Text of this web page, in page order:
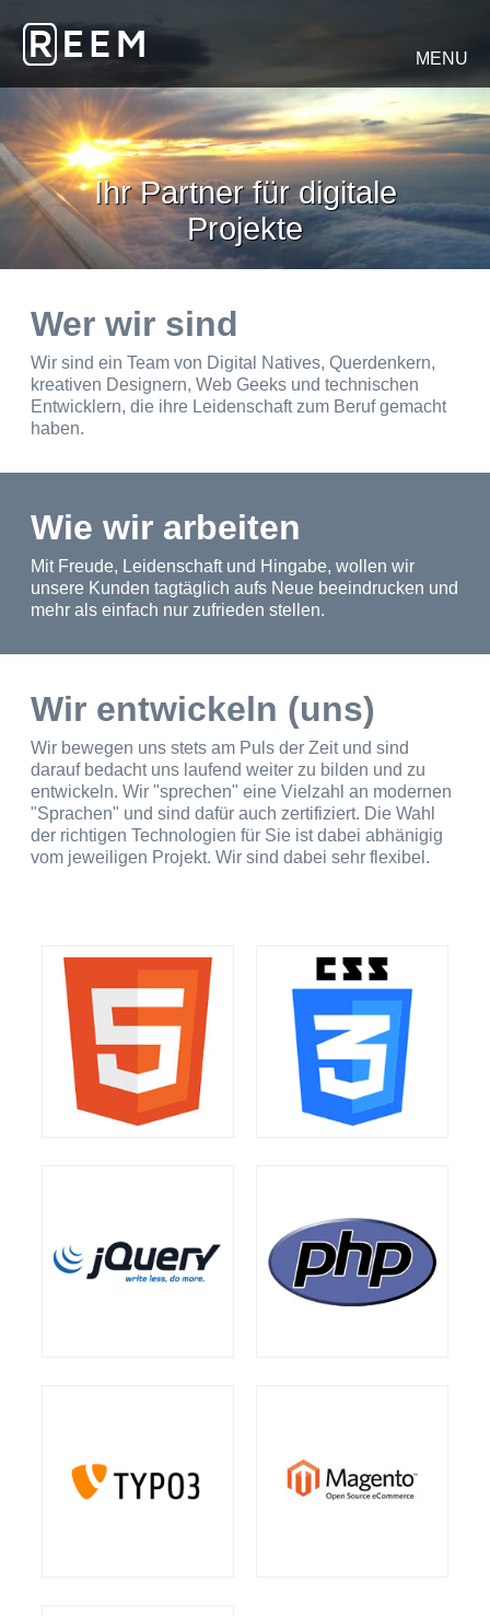
MENU
Ihr Partner für digitale
Projekte
Wer wir sind
Wir sind ein Team von Digital Natives, Querdenkern,
kreativen Designern, Web Geeks und technischen
Entwicklern, die ihre Leidenschaft zum Beruf gemacht
haben.
Wie wir arbeiten
Mit Freude, Leidenschaft und Hingabe, wollen wir
unsere Kunden tagtäglich aufs Neue beeindrucken und
mehr als einfach nur zufrieden stellen.
Wir entwickeln (uns)
Wir bewegen uns stets am Puls der Zeit und sind
darauf bedacht uns laufend weiter zu bilden und zu
entwickeln. Wir "sprechen" eine Vielzahl an modernen
"Sprachen" und sind dafür auch zertifiziert. Die Wahl
der richtigen Technologien für Sie ist dabei abhänigig
vom jeweiligen Projekt. Wir sind dabei sehr flexibel.